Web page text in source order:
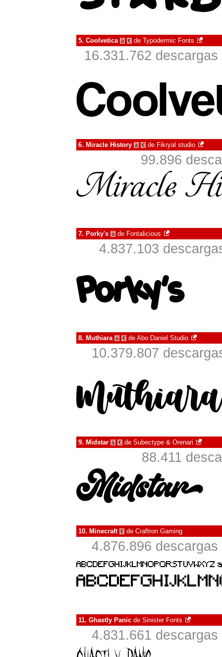
5. Coolvetica à € de Typodermic Fonts
16.331.762
6. Miracle History à € de Fikryal studio
99.896
7. Porky's à de Fontalicious
4.837.103
8. Muthiara à € de Abo Daniel Studio
10.379.807
9. Midstar à € de Subectype & Orenari
88.411
10. Minecraft € de Craftron Gaming
4.876.896
11. Ghastly Panic de Sinister Fonts
4.831.661